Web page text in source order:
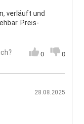
verläuft und
Preis-
0 0
28.08.2025